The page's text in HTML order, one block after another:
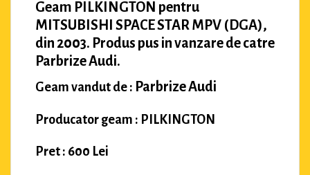
Geam PILKINGTON pentru
MITSUBISHI SPACE STAR MPV (DGA),
din 2003. Produs pus in vanzare de catre
Parbrize Audi.
Geam vandut de : Parbrize Audi
Producator geam : PILKINGTON
Pret : 600 Lei